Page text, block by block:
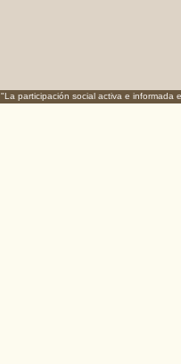
"La participación social activa e informada